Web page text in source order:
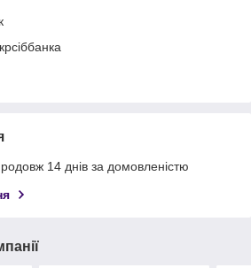
14 днів за домовленістю